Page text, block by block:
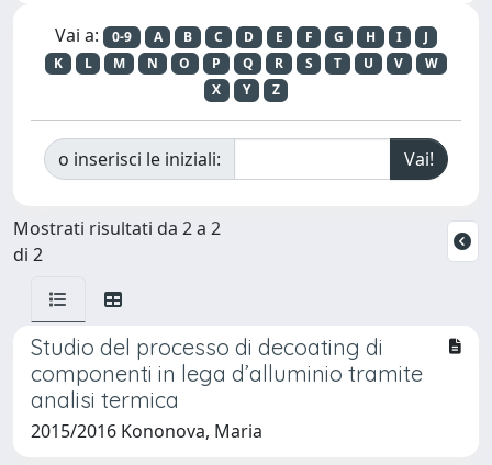
Vai a: 0-9 A B C D E F G H I
J
K
L M N O P Q R S T U V
W
X
Y Z
o inserisci le iniziali:
Mostrati risultati da 2 a 2
di 2
Studio del processo di decoating di
componenti in lega d’alluminio tramite
analisi termica
2015/2016 Kononova, Maria